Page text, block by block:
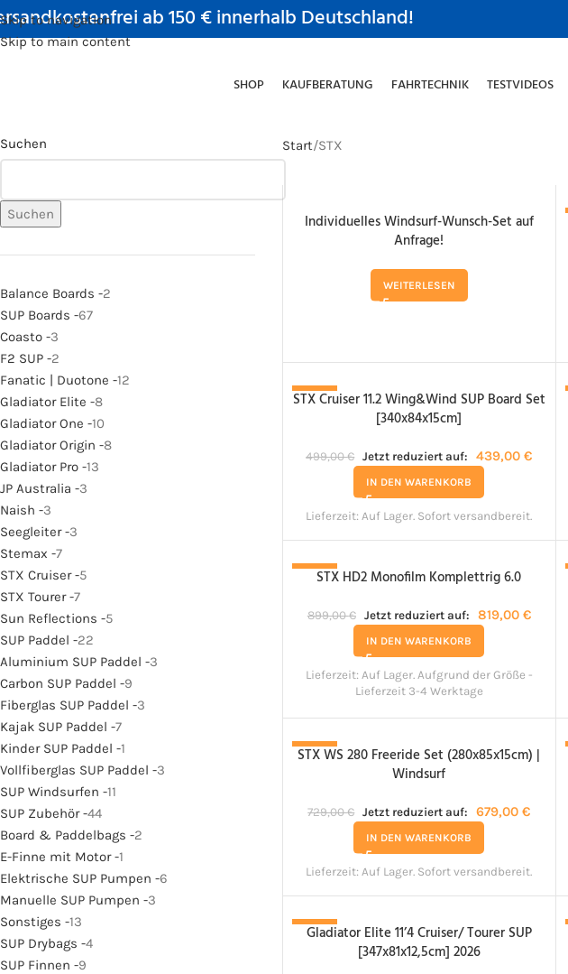
Skip to navigation
Skip to main content
ab 150 € innerhalb Deutschland!
SHOP KAUFBERATUNG FAHRTECHNIK TESTVIDEOS
Suchen
Suchen
Balance Boards -2
SUP Boards -67
Coasto -3
F2 SUP -2
Fanatic | Duotone -12
Gladiator Elite -8
Gladiator One -10
Gladiator Origin -8
Gladiator Pro -13
JP Australia -3
Naish -3
Seegleiter -3
Stemax -7
STX Cruiser -5
STX Tourer -7
Sun Reflections -5
SUP Paddel -22
Aluminium SUP Paddel -3
Carbon SUP Paddel -9
Fiberglas SUP Paddel -3
Kajak SUP Paddel -7
Kinder SUP Paddel -1
Vollfiberglas SUP Paddel -3
SUP Windsurfen -11
SUP Zubehör -44
Board & Paddelbags -2
E-Finne mit Motor -1
Elektrische SUP Pumpen -6
Manuelle SUP Pumpen -3
Sonstiges -13
SUP Drybags -4
SUP Finnen -9
Start STX
Individuelles Windsurf-Wunsch-Set auf
Anfrage!
WEITERLESEN
-12%
STX Cruiser 11.2 Wing&Wind SUP Board Set
[340x84x15cm]
499,00€ Jetzt reduziert auf: 439,00€
IN DEN WARENKORB
Lieferzeit: Auf Lager. Sofort versandbereit.
-9%STX HD2 Monofilm Komplettrig 6.0
899,00€ Jetzt reduziert auf: 819,00 €
IN DEN WARENKORB
Lieferzeit: Auf Lager. Aufgrund der Größe -
Lieferzeit 3-4 Werktage
-7%
STX WS 280 Freeride Set (280x85x15cm) |
Windsurf
729,00€ Jetzt reduziert auf: 679,00€
IN DEN WARENKORB
Lieferzeit: Auf Lager. Sofort versandbereit.
-26%
Gladiator Elite 11’4 Cruiser/ Tourer SUP
[347x81x12,5cm] 2026